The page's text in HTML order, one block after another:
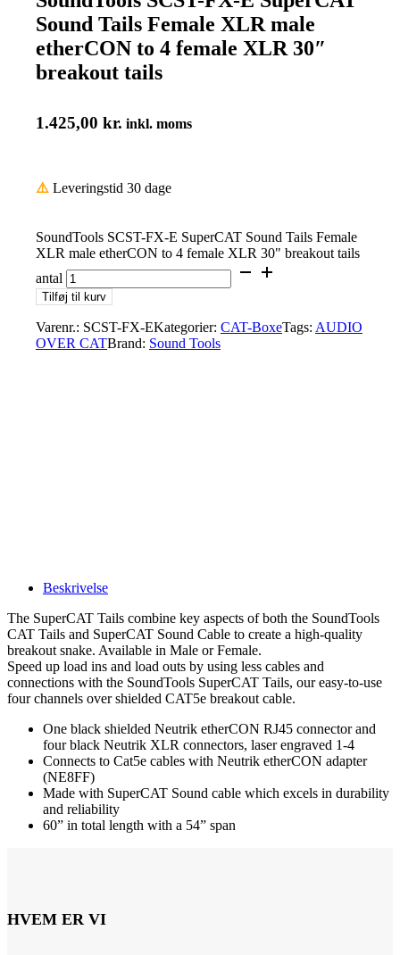
Sound Tails Female XLR male
etherCON to 4 female XLR 30″
breakout tails
1.425,00 kr. inkl. moms
⚠️ Leveringstid 30 dage
SoundTools SCST-FX-E SuperCAT Sound Tails Female
XLR male etherCON to 4 female XLR 30" breakout tails
antal
Tilføj til kurv
Varenr.: SCST-FX-EKategorier: CAT-BoxeTags: AUDIO
OVER CATBrand: Sound Tools
Beskrivelse
The SuperCAT Tails combine key aspects of both the SoundTools
CAT Tails and SuperCAT Sound Cable to create a high-quality
breakout snake. Available in Male or Female.
Speed up load ins and load outs by using less cables and
connections with the SoundTools SuperCAT Tails, our easy-to-use
four channels over shielded CAT5e breakout cable.
One black shielded Neutrik etherCON RJ45 connector and
four black Neutrik XLR connectors, laser engraved 1-4
Connects to Cat5e cables with Neutrik etherCON adapter
(NE8FF)
Made with SuperCAT Sound cable which excels in durability
and reliability
60” in total length with a 54” span
HVEM ER VI